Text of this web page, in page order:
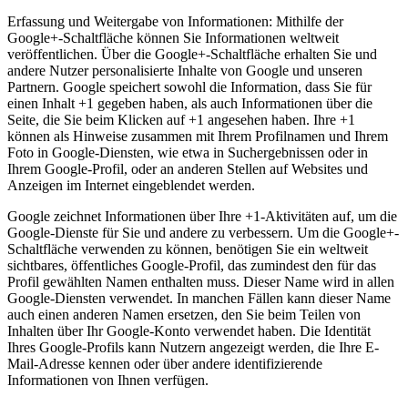
Erfassung und Weitergabe von Informationen: Mithilfe der
Google+-Schaltfläche können Sie Informationen weltweit
veröffentlichen. Über die Google+-Schaltfläche erhalten Sie und
andere Nutzer personalisierte Inhalte von Google und unseren
Partnern. Google speichert sowohl die Information, dass Sie für
einen Inhalt +1 gegeben haben, als auch Informationen über die
Seite, die Sie beim Klicken auf +1 angesehen haben. Ihre +1
können als Hinweise zusammen mit Ihrem Profilnamen und Ihrem
Foto in Google-Diensten, wie etwa in Suchergebnissen oder in
Ihrem Google-Profil, oder an anderen Stellen auf Websites und
Anzeigen im Internet eingeblendet werden.
Google zeichnet Informationen über Ihre +1-Aktivitäten auf, um die
Google-Dienste für Sie und andere zu verbessern. Um die Google+-
Schaltfläche verwenden zu können, benötigen Sie ein weltweit
sichtbares, öffentliches Google-Profil, das zumindest den für das
Profil gewählten Namen enthalten muss. Dieser Name wird in allen
Google-Diensten verwendet. In manchen Fällen kann dieser Name
auch einen anderen Namen ersetzen, den Sie beim Teilen von
Inhalten über Ihr Google-Konto verwendet haben. Die Identität
Ihres Google-Profils kann Nutzern angezeigt werden, die Ihre E-
Mail-Adresse kennen oder über andere identifizierende
Informationen von Ihnen verfügen.